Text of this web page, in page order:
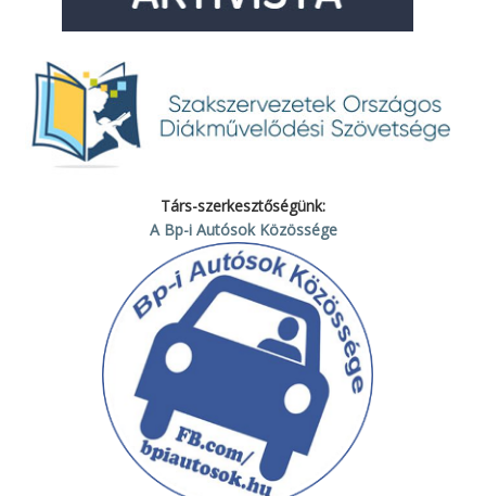
Társ-szerkesztőségünk:
A Bp-i Autósok Közössége